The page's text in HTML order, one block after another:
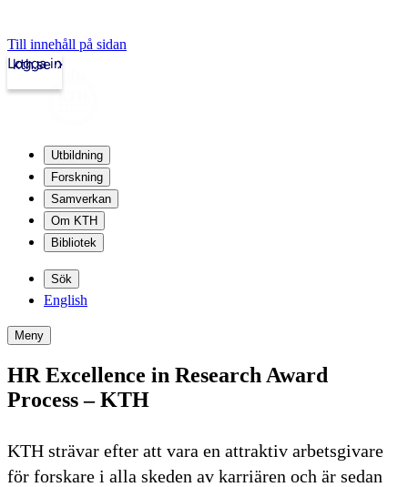
Till innehåll på sidan
kth.se
Logga in
Utbildning
Forskning
Samverkan
Om KTH
Bibliotek
Sök
English
Meny
HR Excellence in Research Award
Process – KTH
KTH strävar efter att vara en attraktiv arbetsgivare
för forskare i alla skeden av karriären och är sedan